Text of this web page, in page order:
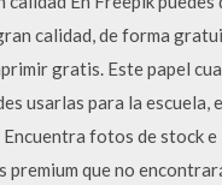
calidad, de forma
gratis. Este papel
usarlas para la
fotos de stock
premium que no